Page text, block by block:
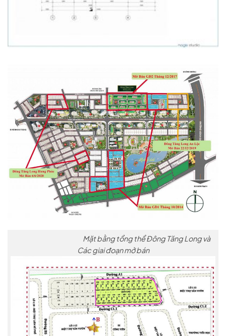
Mặt bằng tổng thể Đông Tăng Long và
Các giai đoạn mở bán